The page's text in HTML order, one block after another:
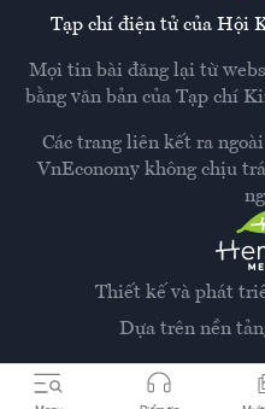
Thiết kế và phát
Dựa trên nền
Tạp chí điện tử của Hội
Mọi tin bài đăng lại từ
bằng văn bản của Tạp chí
Các trang liên kết ra
VnEconomy không chịu